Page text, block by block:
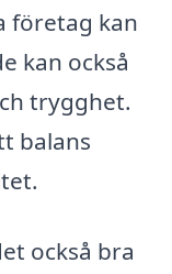
företag kan
kan också
trygghet.
balans
också bra